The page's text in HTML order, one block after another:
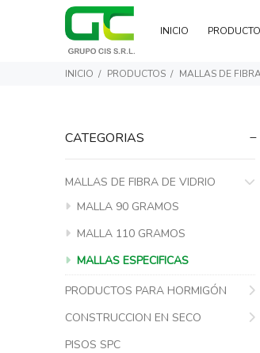
INICIO
INICIO PRODUCTOS MALLAS DE
CATEGORIAS
MALLAS DE FIBRA DE VIDRIO
MALLA 90 GRAMOS
MALLA 110 GRAMOS
MALLAS ESPECIFICAS
PRODUCTOS PARA HORMIGÓN
CONSTRUCCION EN SECO
PISOS SPC